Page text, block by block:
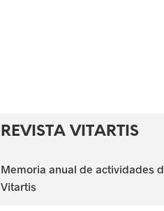
REVISTA VITARTIS
Memoria anual de actividades
Vitartis